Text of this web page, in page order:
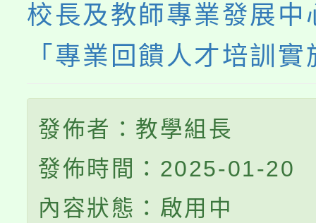
校長及教師專業發展中
「專業回饋人才培訓
發佈者：教學組長
發佈時間：2025-01-20
內容狀態：啟用中